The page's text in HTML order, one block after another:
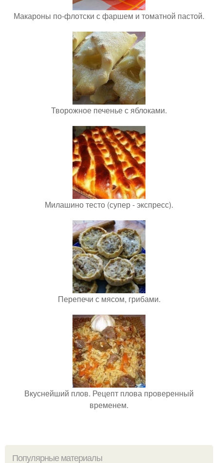
Макароны по-флотски с фаршем и томатной пастой.
Творожное печенье с яблоками.
Милашино тесто (супер - экспресс).
Перепечи с мясом, грибами.
Вкуснейший плов. Рецепт плова проверенный
временем.
Популярные материалы